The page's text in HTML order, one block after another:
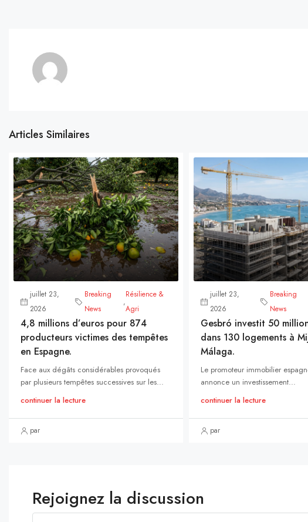
Articles Similaires
juillet 23,
2026
Breaking
News
,
Résilience &
Agri
4,8 millions d’euros pour 874
producteurs victimes des tempêtes
en Espagne.
Face aux dégâts considérables provoqués
par plusieurs tempêtes successives sur les...
continuer la lecture
par
juillet 23,
2026
Breaking
News
Gesbró investit 50
dans 130 logements à
Málaga.
Le promoteur immobilier
annonce un investissement...
continuer la lecture
par
Rejoignez la discussion